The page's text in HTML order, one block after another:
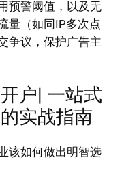
预警阈值，以及无
量（如同IP多次点
争议，保护广告主
户| 一站式
实战指南
该如何做出明智选